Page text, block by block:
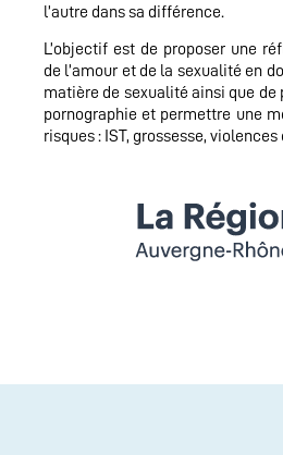
l’autre dans sa différence.
L’objectif est de proposer une
de l’amour et de la sexualité en
matière de sexualité ainsi que de
pornographie et permettre une
risques : IST, grossesse, violences